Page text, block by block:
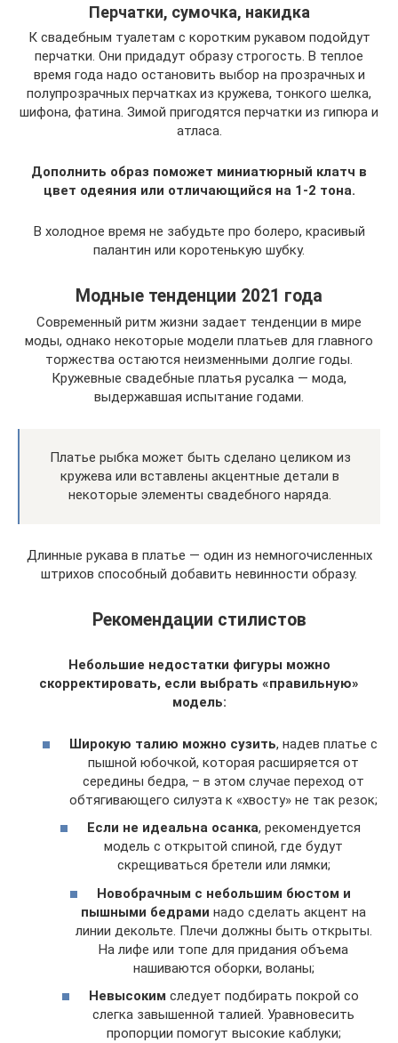
Перчатки, сумочка, накидка
К свадебным туалетам с коротким рукавом подойдут
перчатки. Они придадут образу строгость. В теплое
время года надо остановить выбор на прозрачных и
полупрозрачных перчатках из кружева, тонкого шелка,
шифона, фатина. Зимой пригодятся перчатки из гипюра и
атласа.
Дополнить образ поможет миниатюрный клатч в
цвет одеяния или отличающийся на 1-2 тона.
В холодное время не забудьте про болеро, красивый
палантин или коротенькую шубку.
Модные тенденции 2021 года
Современный ритм жизни задает тенденции в мире
моды, однако некоторые модели платьев для главного
торжества остаются неизменными долгие годы.
Кружевные свадебные платья русалка — мода,
выдержавшая испытание годами.
Платье рыбка может быть сделано целиком из
кружева или вставлены акцентные детали в
некоторые элементы свадебного наряда.
Длинные рукава в платье — один из немногочисленных
штрихов способный добавить невинности образу.
Рекомендации стилистов
Небольшие недостатки фигуры можно
скорректировать, если выбрать «правильную»
модель:
Широкую талию можно сузить, надев платье с
пышной юбочкой, которая расширяется от
середины бедра, – в этом случае переход от
обтягивающего силуэта к «хвосту» не так резок;
Если не идеальна осанка, рекомендуется
модель с открытой спиной, где будут
скрещиваться бретели или лямки;
Новобрачным с небольшим бюстом и
пышными бедрами надо сделать акцент на
линии декольте. Плечи должны быть открыты.
На лифе или топе для придания объема
нашиваются оборки, воланы;
Невысоким следует подбирать покрой со
слегка завышенной талией. Уравновесить
пропорции помогут высокие каблуки;